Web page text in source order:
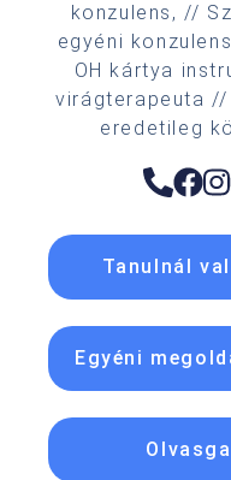
konzulens, //
egyéni
OH kártya
virágterapeuta //
eredetileg
Tanulnál
Egyéni